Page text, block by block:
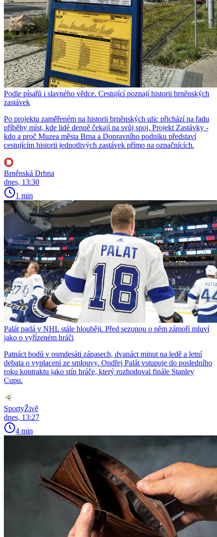
Podle písařů i slavného vědce. Cestující poznají historii brněnských
zastávek
Po projektu zaměřeném na historii brněnských ulic přichází na řadu
příběhy míst, kde lidé denně čekají na svůj spoj. Projekt Zastávky -
kdo a proč Muzea města Brna a Dopravního podniku představí
cestujícím historii jednotlivých zastávek přímo na označnících.
Brněnská Drbna
dnes, 13:30
1 min
Palát padá v NHL stále hlouběji. Před sezonou o něm zámoří mluví
jako o vyřízeném hráči
Patnáct bodů v osmdesáti zápasech, dvanáct minut na ledě a letní
debata o vyplacení ze smlouvy. Ondřej Palát vstupuje do posledního
roku kontraktu jako stín hráče, který rozhodoval finále Stanley
Cupu.
SportyŽivě
dnes, 13:27
4 min